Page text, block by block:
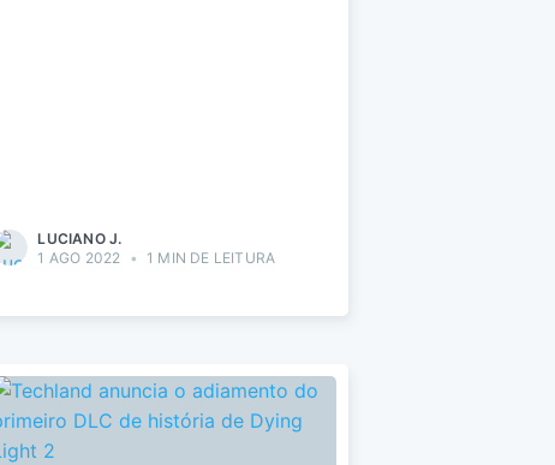
LUCIANO J.
1 AGO 2022 • 1 MIN DE LEITURA